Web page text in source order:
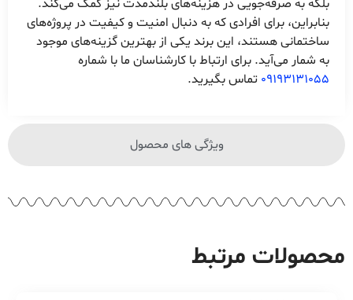
ویژگی های محصول
بلکه به صرفه‌جویی در هزینه‌های بلندمدت نیز کمک می‌کند.
بنابراین، برای افرادی که به دنبال امنیت و کیفیت در پروژه‌های
ساختمانی هستند، این برند یکی از بهترین گزینه‌های موجود
به شمار می‌آید. برای ارتباط با کارشناسان ما با شماره
09193131055 تماس بگیرید.
محصولات مرتبط